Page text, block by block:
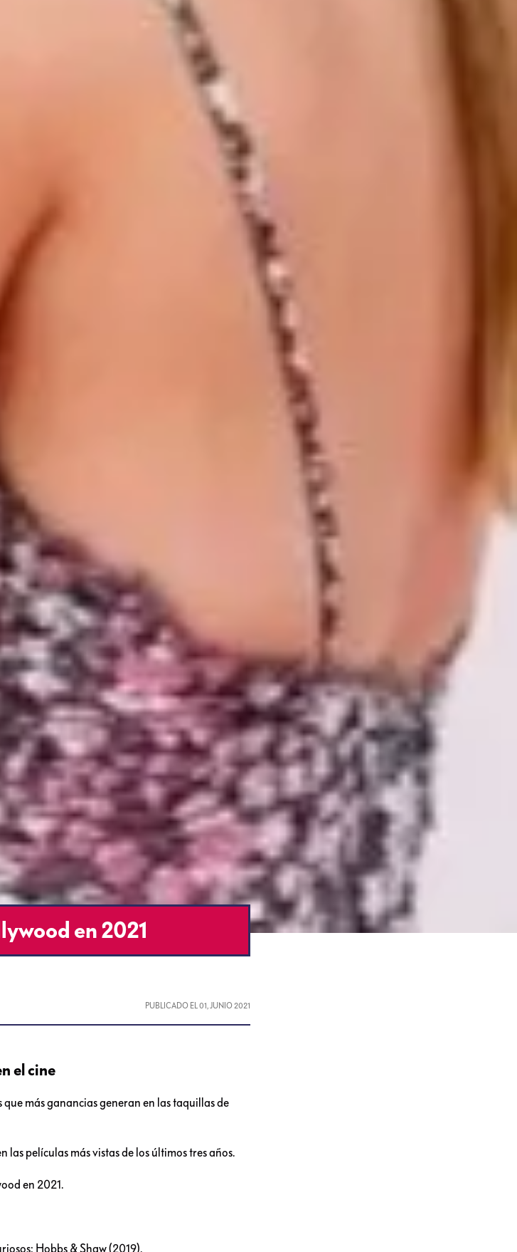
en 2021
PUBLICADO EL01, JUNIO 2021
el cine
que más ganancias generan en las taquillas de
películas más vistas de los últimos tres años.
en 2021.
Hobbs & Shaw (2019).